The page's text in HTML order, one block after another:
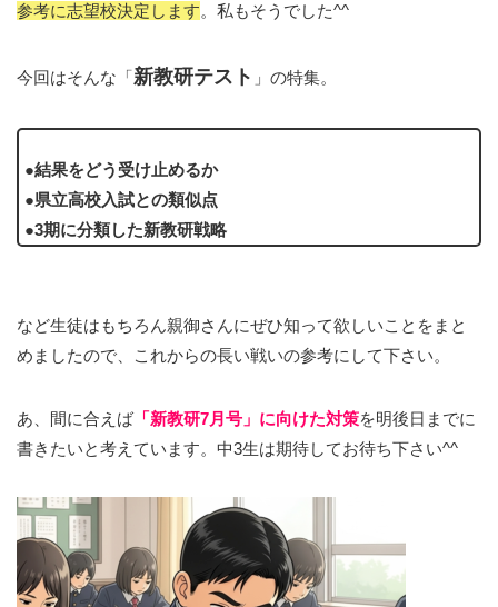
参考に志望校決定します。私もそうでした^^
今回はそんな「新教研テスト 」の特集。
●結果をどう受け止めるか
●県立高校入試との類似点
●3期に分類した新教研戦略
など生徒はもちろん親御さんにぜひ知って欲しいことをまと
めましたので、これからの長い戦いの参考にして下さい。
あ、間に合えば「新教研7月号」に向けた対策を明後日までに
書きたいと考えています。中3生は期待してお待ち下さい^^